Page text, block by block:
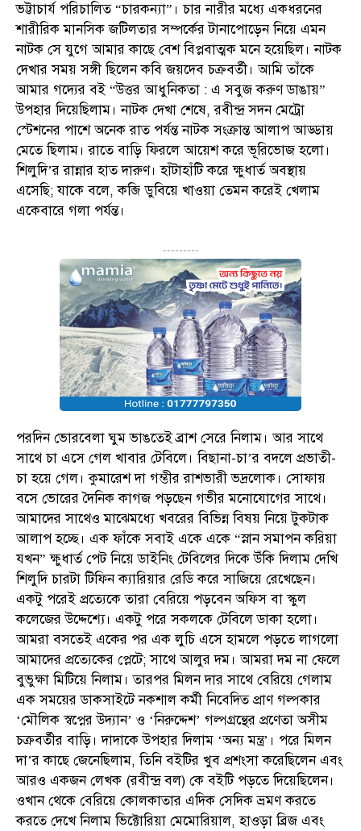
ভট্টাচার্য পরিচালিত “চারকন্যা”। চার নারীর মধ্যে একধরনের
শারীরিক মানসিক জটিলতার সম্পর্কের টানাপোড়েন নিয়ে এমন
নাটক সে যুগে আমার কাছে বেশ বিপ্লবাত্মক মনে হয়েছিল। নাটক
দেখার সময় সঙ্গী ছিলেন কবি জয়দেব চক্রবর্তী। আমি তাঁকে
আমার গদ্যের বই “উত্তর আধুনিকতা : এ সবুজ করুণ ডাঙায়”
উপহার দিয়েছিলাম। নাটক দেখা শেষে, রবীন্দ্র সদন মেট্রো
স্টেশনের পাশে অনেক রাত পর্যন্ত নাটক সংক্রান্ত আলাপ আড্ডায়
মেতে ছিলাম। রাতে বাড়ি ফিরলে আয়েশ করে ভূরিভোজ হলো।
শিলুদি’র রান্নার হাত দারুণ। হাঁটাহাঁটি করে ক্ষুধার্ত অবস্থায়
এসেছি; যাকে বলে, কব্জি ডুবিয়ে খাওয়া তেমন করেই খেলাম
একেবারে গলা পর্যন্ত।
---------
পরদিন ভোরবেলা ঘুম ভাঙতেই ব্রাশ সেরে নিলাম। আর সাথে
সাথে চা এসে গেল খাবার টেবিলে। বিছানা-চা’র বদলে প্রভাতী-
চা হয়ে গেল। কুমারেশ দা গম্ভীর রাশভারী ভদ্রলোক। সোফায়
বসে ভোরের দৈনিক কাগজ পড়ছেন গভীর মনোযোগের সাথে।
আমাদের সাথেও মাঝেমধ্যে খবরের বিভিন্ন বিষয় নিয়ে টুকটাক
আলাপ হচ্ছে। এক ফাঁকে সবাই একে একে “স্নান সমাপন করিয়া
যখন” ক্ষুধার্ত পেট নিয়ে ডাইনিং টেবিলের দিকে উঁকি দিলাম দেখি
শিলুদি চারটা টিফিন ক্যারিয়ার রেডি করে সাজিয়ে রেখেছেন।
একটু পরেই প্রত্যেকে তারা বেরিয়ে পড়বেন অফিস বা স্কুল
কলেজের উদ্দেশ্যে। একটু পরে সকলকে টেবিলে ডাকা হলো।
আমরা বসতেই একের পর এক লুচি এসে হামলে পড়তে লাগলো
আমাদের প্রত্যেকের প্লেটে; সাথে আলুর দম। আমরা দম না ফেলে
বুভুক্ষা মিটিয়ে নিলাম। তারপর মিলন দার সাথে বেরিয়ে গেলাম
এক সময়ের ডাকসাইটে নকশাল কর্মী নিবেদিত প্রাণ গল্পকার
‘মৌলিক স্বপ্নের উদ্যান’ ও ‘নিরুদ্দেশ’ গল্পগ্রন্থের প্রণেতা অসীম
চক্রবর্তীর বাড়ি। দাদাকে উপহার দিলাম ‘অন্য মন্ত্র’। পরে মিলন
দা’র কাছে জেনেছিলাম, তিনি বইটির খুব প্রশংসা করেছিলেন এবং
আরও একজন লেখক (রবীন্দ্র বল) কে বইটি পড়তে দিয়েছিলেন।
ওখান থেকে বেরিয়ে কোলকাতার এদিক সেদিক ভ্রমণ করতে
করতে দেখে নিলাম ভিক্টোরিয়া মেমোরিয়াল, হাওড়া ব্রিজ এবং